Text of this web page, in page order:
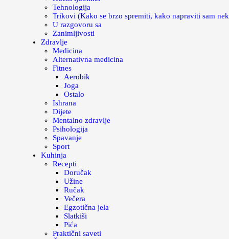
Tehnologija
Trikovi (Kako se brzo spremiti, kako napraviti sam
U razgovoru sa
Zanimljivosti
Zdravlje
Medicina
Alternativna medicina
Fitnes
Aerobik
Joga
Ostalo
Ishrana
Dijete
Mentalno zdravlje
Psihologija
Spavanje
Sport
Kuhinja
Recepti
Doručak
Užine
Ručak
Večera
Egzotična jela
Slatkiši
Pića
Praktični saveti